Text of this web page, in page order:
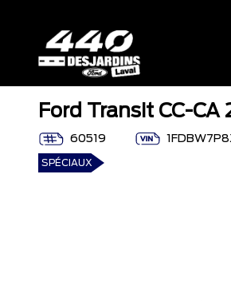
Ford Transit CC-CA
60519
SPÉCIAUX